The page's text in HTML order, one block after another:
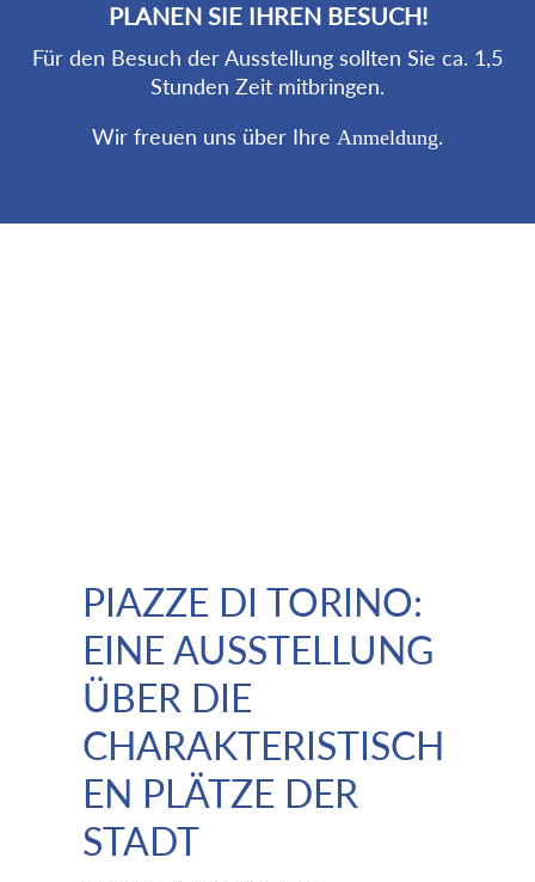
PLANEN SIE IHREN BESUCH!
Für den Besuch der Ausstellung sollten Sie ca. 1,5
Stunden Zeit mitbringen.
Wir freuen uns über Ihre Anmeldung.
PIAZZE DI TORINO:
EINE AUSSTELLUNG
ÜBER DIE
CHARAKTERISTISCH
EN PLÄTZE DER
STADT